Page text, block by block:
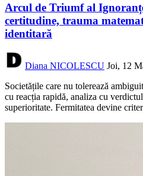
Arcul de Triumf al
certitudine, trauma
identitară
Diana NICOLESCU Joi, 12
Societățile care nu tolerează
cu reacția rapidă, analiza cu
superioritate. Fermitatea devine